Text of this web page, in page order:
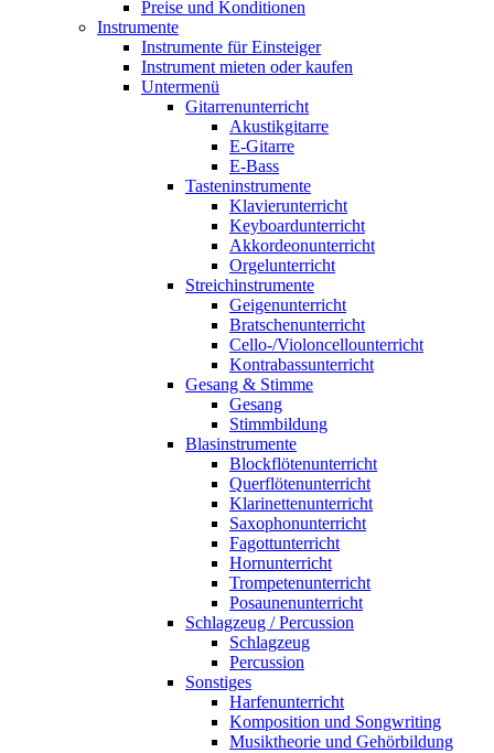
Preise und Konditionen
Instrumente
Instrumente für Einsteiger
Instrument mieten oder kaufen
Untermenü
Gitarrenunterricht
Akustikgitarre
E-Gitarre
E-Bass
Tasteninstrumente
Klavierunterricht
Keyboardunterricht
Akkordeonunterricht
Orgelunterricht
Streichinstrumente
Geigenunterricht
Bratschenunterricht
Cello-/Violoncellounterricht
Kontrabassunterricht
Gesang & Stimme
Gesang
Stimmbildung
Blasinstrumente
Blockflötenunterricht
Querflötenunterricht
Klarinettenunterricht
Saxophonunterricht
Fagottunterricht
Hornunterricht
Trompetenunterricht
Posaunenunterricht
Schlagzeug / Percussion
Schlagzeug
Percussion
Sonstiges
Harfenunterricht
Komposition und Songwriting
Musiktheorie und Gehörbildung